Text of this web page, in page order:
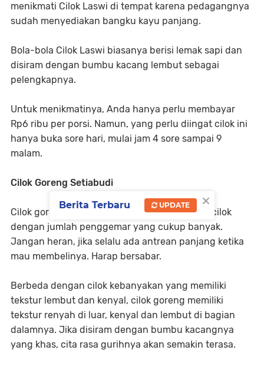
menikmati Cilok Laswi di tempat karena pedagangnya
sudah menyediakan bangku kayu panjang.
Bola-bola Cilok Laswi biasanya berisi lemak sapi dan
disiram dengan bumbu kacang lembut sebagai
pelengkapnya.
Untuk menikmatinya, Anda hanya perlu membayar
Rp6 ribu per porsi. Namun, yang perlu diingat cilok ini
hanya buka sore hari, mulai jam 4 sore sampai 9
malam.
Cilok Goreng Setiabudi
Cilok goreng di Setiabudi juga jadi salah satu cilok
dengan jumlah penggemar yang cukup banyak.
Jangan heran, jika selalu ada antrean panjang ketika
mau membelinya. Harap bersabar.
Berbeda dengan cilok kebanyakan yang memiliki
tekstur lembut dan kenyal, cilok goreng memiliki
tekstur renyah di luar, kenyal dan lembut di bagian
dalamnya. Jika disiram dengan bumbu kacangnya
yang khas, cita rasa gurihnya akan semakin terasa.
×
Berita Terbaru UPDATE